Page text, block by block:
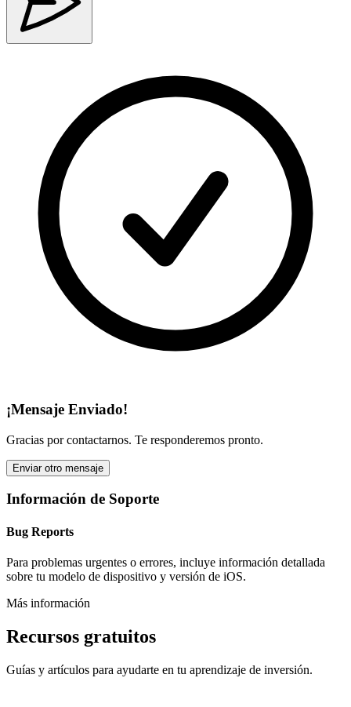
¡Mensaje Enviado!
Gracias por contactarnos. Te responderemos pronto.
Enviar otro mensaje
Información de Soporte
Bug Reports
Para problemas urgentes o errores, incluye información detallada
sobre tu modelo de dispositivo y versión de iOS.
Más información
Recursos gratuitos
Guías y artículos para ayudarte en tu aprendizaje de inversión.